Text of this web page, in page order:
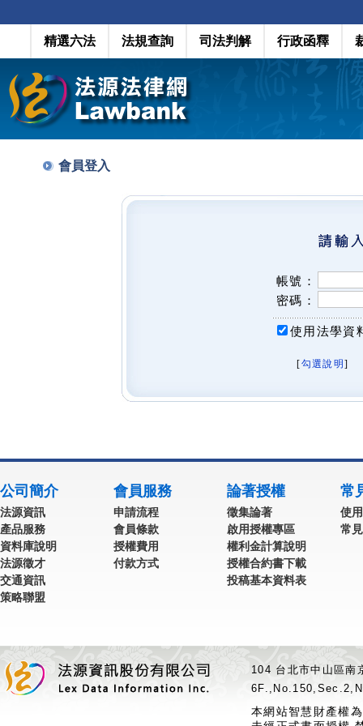
精選六法 法規查詢 司法判解 行政函釋
會員登入
帳號：
密碼：
使用法學資
[勾選說明 ]
公司簡介
法源資訊
產品服務
資料庫說明
法源徵才
交通資訊
策略聯盟
會員服務
申請流程
會員條款
授權費用
付款方式
論著授權
徵集論著
啟用授權專區
權利金計算說明
授權合約書下載
投稿基本資料表
常
使
常
104 台北市中山區
本網站智慧財產權